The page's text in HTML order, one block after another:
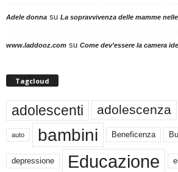
Adele donna su La sopravvivenza delle mamme
www.laddooz.com su Come dev’essere la camera
Tagcloud
adolescenti adolescenza
auto bambini Beneficenza
depressione Educazione